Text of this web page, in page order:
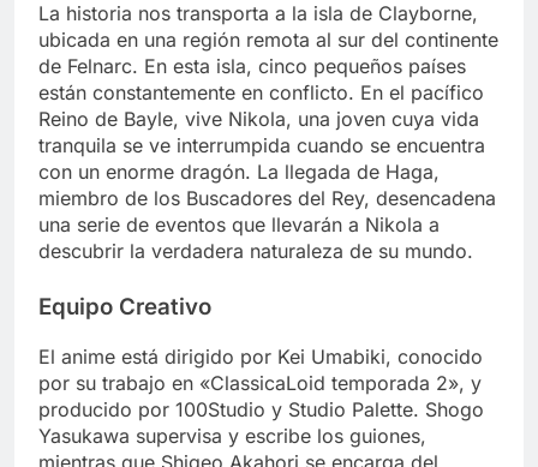
La historia nos transporta a la isla de Clayborne,
ubicada en una región remota al sur del continente
de Felnarc. En esta isla, cinco pequeños países
están constantemente en conflicto. En el pacífico
Reino de Bayle, vive Nikola, una joven cuya vida
tranquila se ve interrumpida cuando se encuentra
con un enorme dragón. La llegada de Haga,
miembro de los Buscadores del Rey, desencadena
una serie de eventos que llevarán a Nikola a
descubrir la verdadera naturaleza de su mundo.
Equipo Creativo
El anime está dirigido por Kei Umabiki, conocido
por su trabajo en «ClassicaLoid temporada 2», y
producido por 100Studio y Studio Palette. Shogo
Yasukawa supervisa y escribe los guiones,
mientras que Shigeo Akahori se encarga del